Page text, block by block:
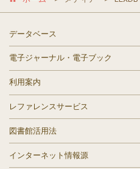
データベース
電子ジャーナル・電子ブック
利用案内
レファレンスサービス
図書館活用法
インターネット情報源